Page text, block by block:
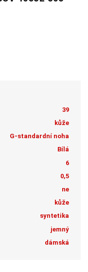
39
kůže
G-standardní noha
Bílá
6
0,5
ne
kůže
syntetika
jemný
dámská